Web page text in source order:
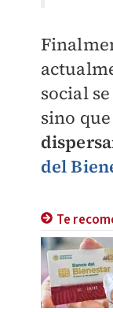
social
sino que
del
Te